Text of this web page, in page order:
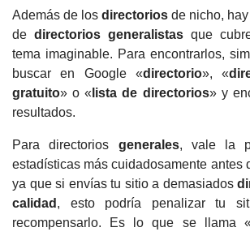
Además de los directorios de nicho,
de directorios generalistas que
tema imaginable. Para encontrarlos,
buscar en Google «directorio», «
gratuito» o « lista de directorios» y
resultados.
Para directorios generales, vale la
estadísticas más cuidadosamente antes
ya que si envías tu sitio a demasiados
calidad , esto podría penalizar tu
recompensarlo. Es lo que se llama «